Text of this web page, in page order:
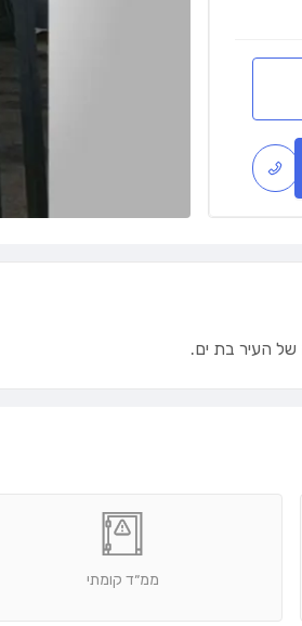
של העיר בת ים.
ממ״ד קומתי